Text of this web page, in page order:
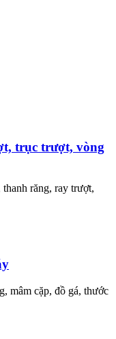
trục trượt, vòng
răng, ray trượt,
mâm cặp, đồ gá, thước